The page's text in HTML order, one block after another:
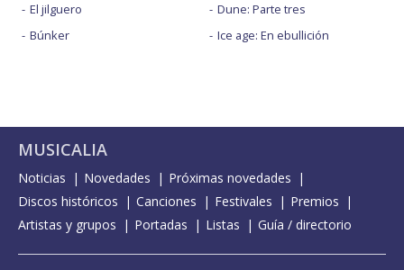
El jilguero
Búnker
Dune: Parte tres
Ice age: En ebullición
MUSICALIA
Noticias Novedades
Próximas novedades
Discos históricos
Canciones Festivales
Premios
Artistas y grupos
Portadas Listas Guía / directorio